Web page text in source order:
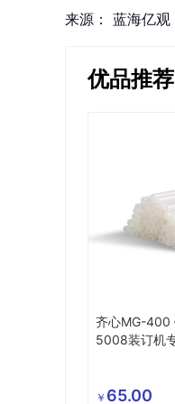
来源： 蓝海亿观
优品推荐
齐心MG-400
5008装订机
￥ 65.00